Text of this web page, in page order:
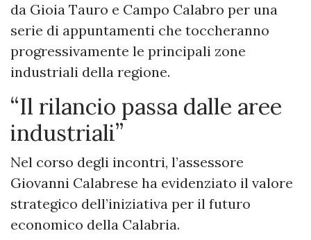
da Gioia Tauro e Campo Calabro per una
serie di appuntamenti che toccheranno
progressivamente le principali zone
industriali della regione.
“Il rilancio passa dalle aree
industriali”
Nel corso degli incontri, l’assessore
Giovanni Calabrese ha evidenziato il valore
strategico dell’iniziativa per il futuro
economico della Calabria.